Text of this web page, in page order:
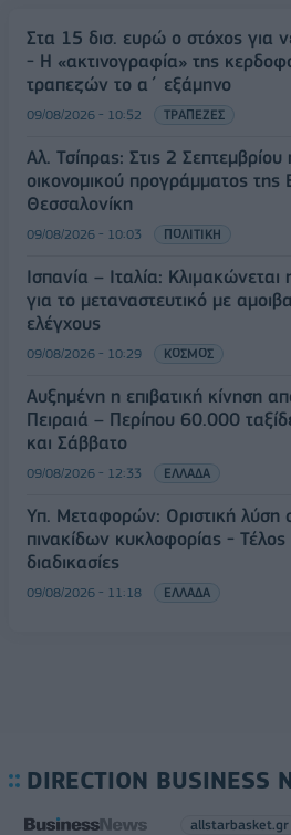
Στα 15 δισ. ευρώ ο στόχος για
- Η «ακτινογραφία» της
τραπεζών το α΄ εξάμηνο
09/08/2026 - 10:52 ΤΡΑΠΕΖΕΣ
Αλ. Τσίπρας: Στις 2
οικονομικού προγράμματος της
Θεσσαλονίκη
09/08/2026 - 10:03 ΠΟΛΙΤΙΚΗ
Ισπανία – Ιταλία:
για το μεταναστευτικό με
ελέγχους
09/08/2026 - 10:29 ΚΟΣΜΟΣ
Αυξημένη η επιβατική κίνηση
Πειραιά – Περίπου 60.000
και Σάββατο
09/08/2026 - 12:33 ΕΛΛΑΔΑ
Υπ. Μεταφορών: Οριστική λύση
πινακίδων κυκλοφορίας - Τέλος
διαδικασίες
09/08/2026 - 11:18 ΕΛΛΑΔΑ
DIRECTION BUSINESS
allstarbasket.gr